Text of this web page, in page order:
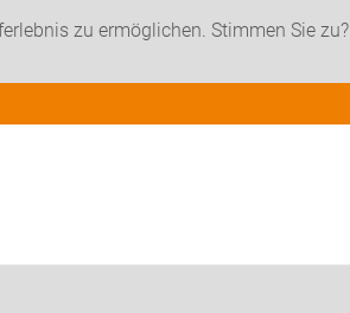
zu ermöglichen. Stimmen Sie zu?